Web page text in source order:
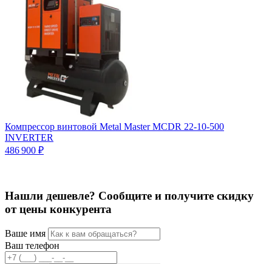
Компрессор винтовой Metal Master MCDR 22-10-500
INVERTER
486 900 ₽
Нашли дешевле? Сообщите и получите скидку
от цены конкурента
Ваше имя
Ваш телефон